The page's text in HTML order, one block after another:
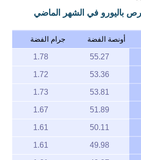
باليورو في الشهر الماضي
أونصة الفضة جرام الفضة
55.27
1.78
53.36
1.72
53.81
1.73
51.89
1.67
50.11
1.61
49.98
1.61